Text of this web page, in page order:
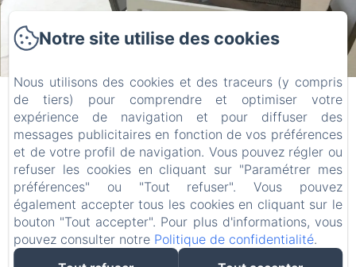
MAS DE LA LANCE
Mentions légales
Plan de Blacon, Roche-Saint-Secret-Béconne, 26770,
France
contact@masdelalance.com
+33623898037
+33475539866
Notre site utilise des cookies
Nous utilisons des cookies et des traceurs (y compris
de tiers) pour comprendre et optimiser votre
expérience de navigation et pour diffuser des
messages publicitaires en fonction de vos préférences
et de votre profil de navigation. Vous pouvez régler ou
refuser les cookies en cliquant sur "Paramétrer mes
préférences" ou "Tout refuser". Vous pouvez
également accepter tous les cookies en cliquant sur le
bouton "Tout accepter". Pour plus d'informations, vous
pouvez consulter notre Politique de confidentialité.